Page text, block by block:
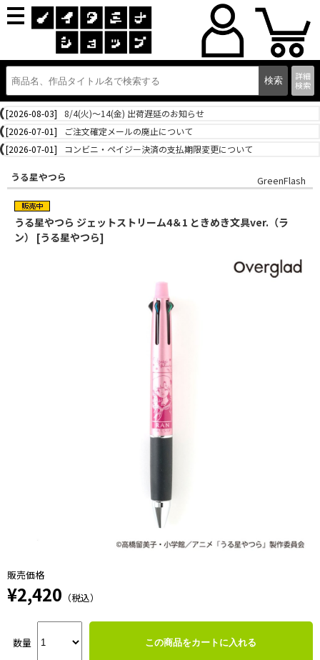
詳細
検索
[2026-08-03]
8/4(火)～14(金) 出荷遅延のお知らせ
[2026-07-01]
ご注文確定メールの廃止について
[2026-07-01]
コンビニ・ペイジー決済の支払期限変更について
うる星やつら GreenFlash
うる星やつら ジェットストリーム4＆1 ときめき文具ver.（ラ
ン） [うる星やつら]
販売価格
¥2,420 （税込）
数量 この商品をカートに入れる